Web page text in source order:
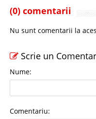
(0) comentarii
Nu sunt comentarii la
Scrie un
Nume:
Comentariu: